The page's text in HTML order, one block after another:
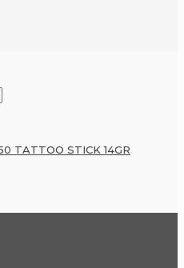
TATTOO STICK 14GR